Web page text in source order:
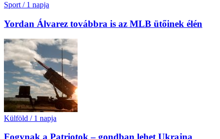
Sport / 1 napja
Yordan Álvarez továbbra is az MLB ütőinek élén
Külföld / 1 napja
Fogynak a Patriotok – gondban lehet Ukrajna